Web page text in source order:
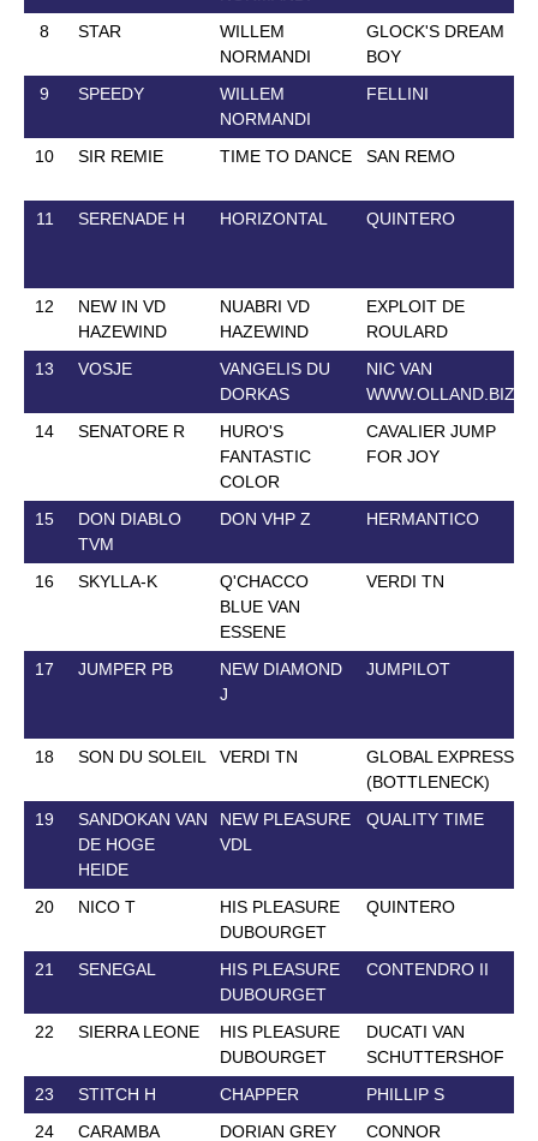
8 STAR
WILLEM
NORMANDI
GLOCK'S DREAM
BOY
9 SPEEDY
WILLEM
NORMANDI
FELLINI
10 SIR REMIE TIME TO DANCE SAN REMO
11 SERENADE H HORIZONTAL QUINTERO
12
NEW IN VD
HAZEWIND
NUABRI VD
HAZEWIND
EXPLOIT DE
ROULARD
13 VOSJE
VANGELIS DU
DORKAS
NIC VAN
WWW.OLLAND.BIZ
14 SENATORE R
HURO'S
FANTASTIC
COLOR
CAVALIER JUMP
FOR JOY
15
DON DIABLO
TVM
DON VHP Z HERMANTICO
16 SKYLLA-K
Q'CHACCO
BLUE VAN
ESSENE
VERDI TN
17 JUMPER PB
NEW DIAMOND
J
JUMPILOT
18 SON DU SOLEIL VERDI TN
GLOBAL EXPRESS
(BOTTLENECK)
19
SANDOKAN VAN
DE HOGE
HEIDE
NEW PLEASURE
VDL
QUALITY TIME
20 NICO T
HIS PLEASURE
DUBOURGET
QUINTERO
21 SENEGAL
HIS PLEASURE
DUBOURGET
CONTENDRO II
22 SIERRA LEONE
HIS PLEASURE
DUBOURGET
DUCATI VAN
SCHUTTERSHOF
23 STITCH H CHAPPER PHILLIP S
24
CARAMBA DORIAN GREY CONNOR